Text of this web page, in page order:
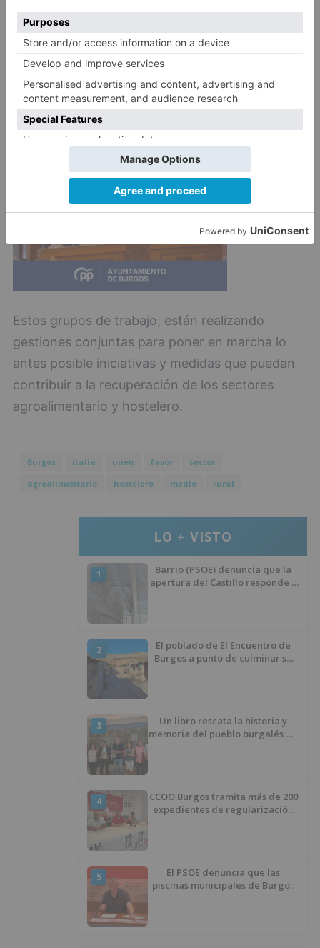
- E-commerce y Marketplace.
- Ferias Virtuales.
- Mercados Interprovinciales.
Estos grupos de trabajo, están realizando
gestiones conjuntas para poner en marcha lo
antes posible iniciativas y medidas que puedan
contribuir a la recuperación de los sectores
agroalimentario y hostelero.
Burgos italia unen favor
sector
agroalimentario
hostelero medio rural
LO + VISTO
1
Barrio (PSOE) denuncia que la
apertura del Castillo responde a
2
El poblado de El Encuentro de
Burgos a punto de culminar su
3
Un libro rescata la historia y
memoria del pueblo burgalés de
4
CCOO Burgos tramita más de 200
expedientes de regularización
5
El PSOE denuncia que las
piscinas municipales de Burgos